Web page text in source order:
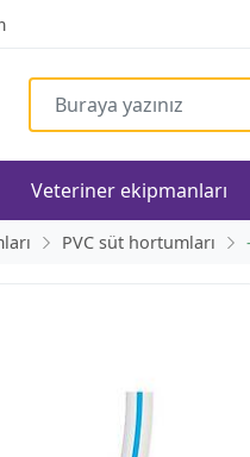
Veteriner ekipmanları
PVC süt hortumları -